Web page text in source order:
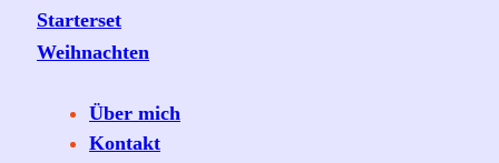
Starterset
Weihnachten
Über mich
Kontakt